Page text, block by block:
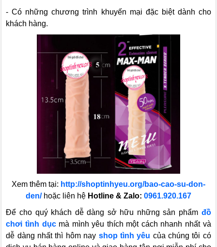
- Có những chương trình khuyến mại đặc biệt dành cho
khách hàng.
Xem thêm tại: http://shoptinhyeu.org/bao-cao-su-don-
den/hoặc liên hệ Hotline & Zalo: 0961.920.167
Để cho quý khách dễ dàng sở hữu những sản phẩm đồ
chơi tình dụcmà mình yêu thích một cách nhanh nhất và
dễ dàng nhất thì hôm nay shop tình yêu của chúng tôi có